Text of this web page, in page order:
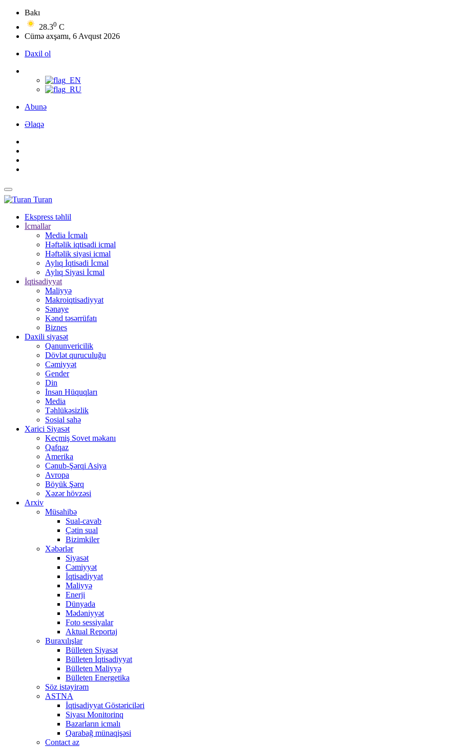
Bakı
28.30 C
Cümə axşamı, 6 Avqust 2026
Daxil ol
Abunə
Əlaqə
Turan
Ekspress təhlil
İcmallar
Media İcmalı
Həftəlik iqtisadi icmal
Həftəlik siyasi icmal
Aylıq İqtisadi İcmal
Aylıq Siyasi İcmal
İqtisadiyyat
Maliyyə
Makroiqtisadiyyat
Sənaye
Kənd təsərrüfatı
Biznes
Daxili siyasət
Qanunvericilik
Dövlət quruculuğu
Cəmiyyət
Gender
Din
İnsan Hüquqları
Media
Təhlükəsizlik
Sosial sahə
Xarici Siyasət
Keçmiş Sovet məkanı
Qafqaz
Amerika
Cənub-Şərqi Asiya
Avropa
Böyük Şərq
Xəzər hövzəsi
Arxiv
Müsahibə
Sual-cavab
Çətin sual
Bizimkiler
Xəbərlər
Siyasət
Cəmiyyət
İqtisadiyyat
Maliyyə
Enerji
Dünyada
Mədəniyyət
Foto sessiyalar
Aktual Reportaj
Buraxılışlar
Bülleten Siyasət
Bülleten İqtisadiyyat
Bülleten Maliyyə
Bülleten Energetika
Söz istəyirəm
ASTNA
İqtisadiyyat Göstəriciləri
Siyası Monitorinq
Bazarların icmalı
Qarabağ münaqişəsi
Contact az